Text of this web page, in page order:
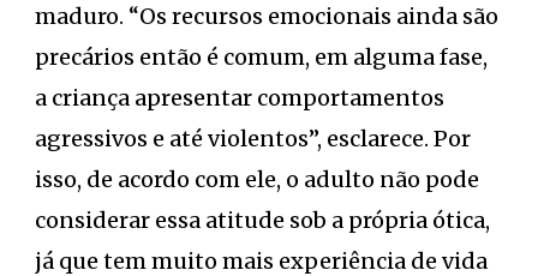
maduro. “Os recursos emocionais ainda são
precários então é comum, em alguma fase,
a criança apresentar comportamentos
agressivos e até violentos”, esclarece. Por
isso, de acordo com ele, o adulto não pode
considerar essa atitude sob a própria ótica,
já que tem muito mais experiência de vida